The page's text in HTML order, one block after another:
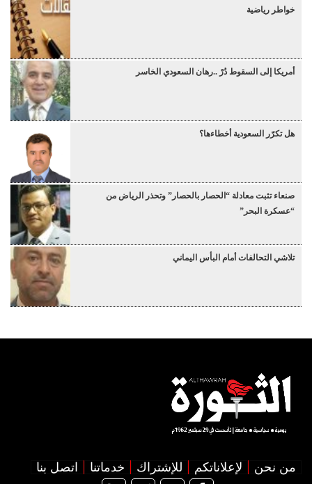
خواطر رياضية
أمريكا إلى السقوط دُرْ ..رهان السعودي الخاسر
هل تكرّر السعودية أخطاءها؟
صنعاء تثبت معادلة “الحصار بالحصار” وتحذر الرياض من
“عسكرة البحر”
تلاشي التحالفات أمام البأس اليماني
من نحن لإعلاناتكم للإشتراك خدماتنا اتصل بنا